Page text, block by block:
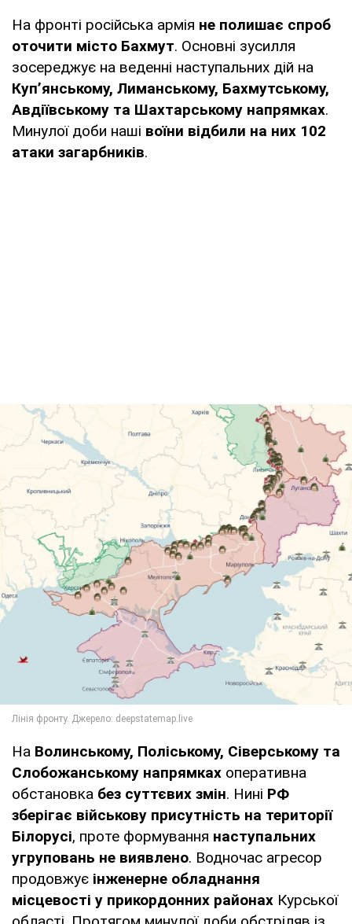
На фронті російська армія не полишає спроб
оточити місто Бахмут. Основні зусилля
зосереджує на веденні наступальних дій на
Куп’янському, Лиманському, Бахмутському,
Авдіївському та Шахтарському напрямках.
Минулої доби наші воїни відбили на них 102
атаки загарбників.
На Волинському, Поліському, Сіверському та
Слобожанському напрямках оперативна
обстановка без суттєвих змін. Нині РФ
зберігає військову присутність на території
Білорусі, проте формування наступальних
угруповань не виявлено. Водночас агресор
продовжує інженерне обладнання
місцевості у прикордонних районах Курської